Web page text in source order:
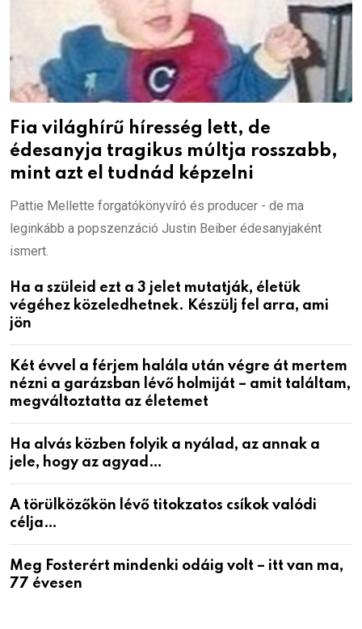
Fia világhírű híresség lett, de
édesanyja tragikus múltja rosszabb,
mint azt el tudnád képzelni
Pattie Mellette forgatókönyvíró és producer - de ma
leginkább a popszenzáció Justin Beiber édesanyjaként
ismert.
Ha a szüleid ezt a 3 jelet mutatják, életük
végéhez közeledhetnek. Készülj fel arra, ami
jön
Két évvel a férjem halála után végre át mertem
nézni a garázsban lévő holmiját – amit találtam,
megváltoztatta az életemet
Ha alvás közben folyik a nyálad, az annak a
jele, hogy az agyad…
A törülközőkön lévő titokzatos csíkok valódi
célja…
Meg Fosterért mindenki odáig volt – itt van ma,
77 évesen